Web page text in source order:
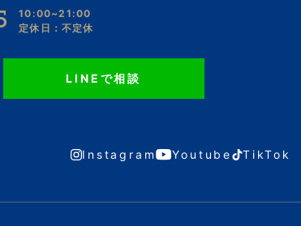
10:00~21:00
定休日：不定休
LINEで相談
Instagram Youtube TikTok